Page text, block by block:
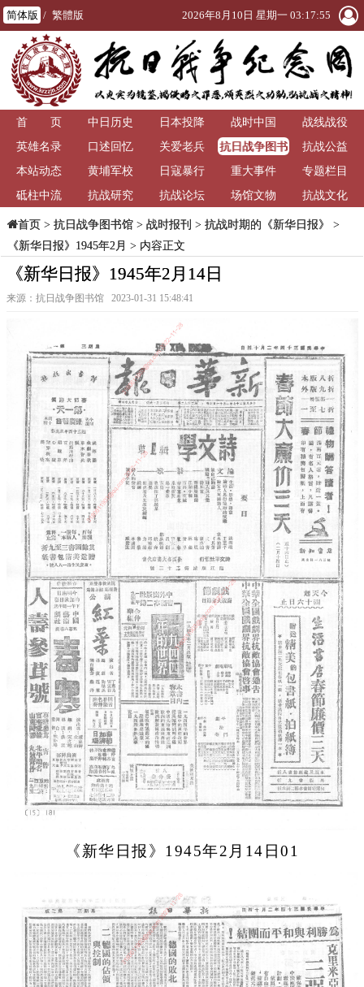
简体版 / 繁體版 2026年8月10日 星期一 03:17:56
首 页 中日历史 日本投降 战时中国
战线战役
英雄名录
口述回忆 关爱老兵
抗日战争图书
馆
抗战公益
本站动态
黄埔军校 日寇暴行 重大事件
专题栏目
砥柱中流
抗战研究 抗战论坛 场馆文物 抗战文化
首页> 抗日战争图书馆> 战时报刊 > 抗战时期的《新华日报》
>
《新华日报》1945年2月 > 内容正文
《新华日报》1945年2月14日
来源：抗日战争图书馆 2023-01-31 15:48:41
《新华日报》1945年2月14日01